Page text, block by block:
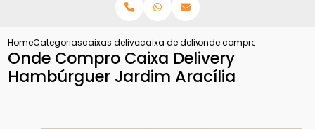
HomeCategoriascaixas deliverycaixa de delivery para esfiha
onde compro caixa
Onde Compro Caixa Delivery
Hambúrguer Jardim Aracília